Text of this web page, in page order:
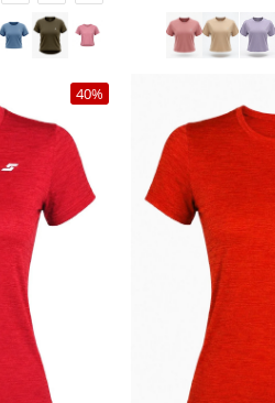
40%